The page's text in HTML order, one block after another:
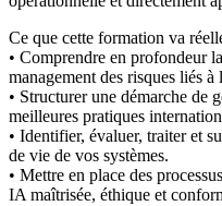
Ce que cette formation va
• Comprendre en profondeur
management des risques liés à
• Structurer une démarche de
meilleures pratiques
• Identifier, évaluer, traiter et
de vie de vos systèmes.
• Mettre en place des
IA maîtrisée, éthique et